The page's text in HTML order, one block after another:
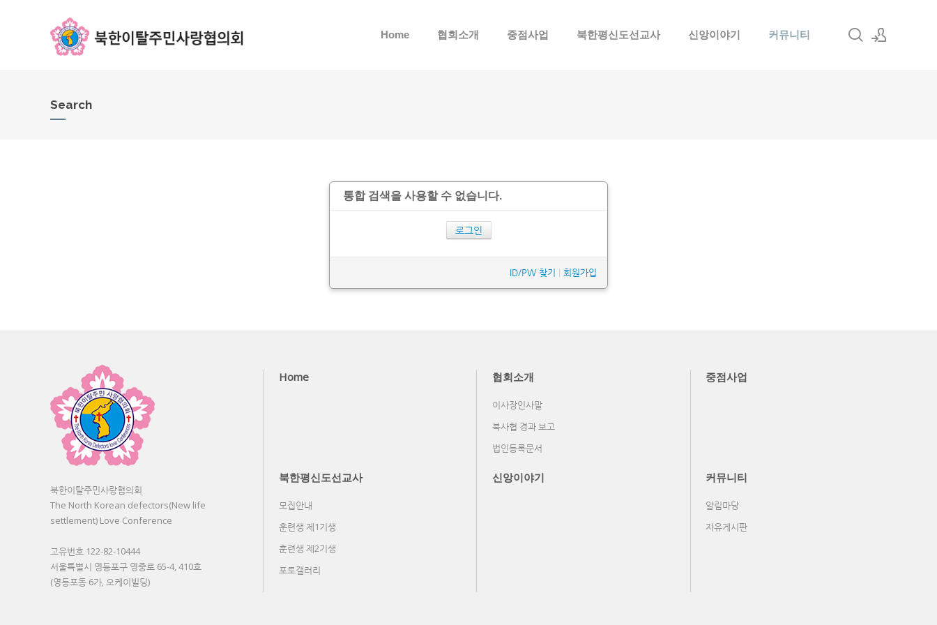
Home 협회소개 중점사업 북한평신도선교사 신앙이야기 커뮤니티
Search
통합 검색을 사용할 수 없습니다.
로그인
ID/PW 찾기 회원가입
북한이탈주민사랑협의회
The North Korean defectors(New life
settlement) Love Conference
고유번호 122-82-10444
서울특별시 영등포구 영중로 65-4, 410호
(영등포동 6가, 오케이빌딩)
Home 협회소개
이사장인사말
북사협 경과 보고
법인등록문서
중점사업
북한평신도선교사
모집안내
훈련생 제1기생
훈련생 제2기생
포토갤러리
신앙이야기 커뮤니티
알림마당
자유게시판